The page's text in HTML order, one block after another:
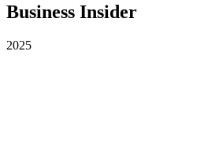
Business Insider
2025